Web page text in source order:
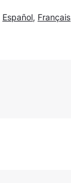
Español, Français